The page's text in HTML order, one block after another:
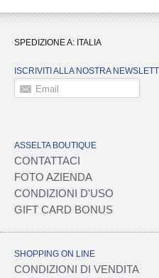
SPEDIZIONE A: ITALIA
ISCRIVITI ALLA NOSTRA
Email
ASSELTA BOUTIQUE
CONTATTACI
FOTO AZIENDA
CONDIZIONI D'USO
GIFT CARD BONUS
SHOPPING ON LINE
CONDIZIONI DI VENDITA